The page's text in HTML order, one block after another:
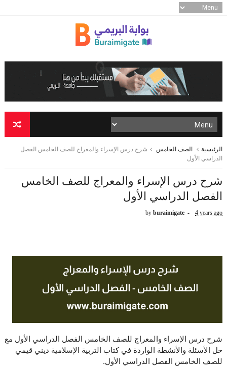
الرئيسية الصف الخامس
شرح درس الإسراء والمعراج للصف الخامس الفصل
الدراسي الأول
شرح درس الإسراء والمعراج للصف الخامس
الفصل الدراسي الأول
byburaimigate 4 years ago
شرح درس الإسراء والمعراج للصف الخامس الفصل الدراسي الأول مع
حل الأسئلة والأنشطة الواردة في كتاب التربية الإسلامية ديني قيمي
للصف الخامس الفصل الدراسي الأول.